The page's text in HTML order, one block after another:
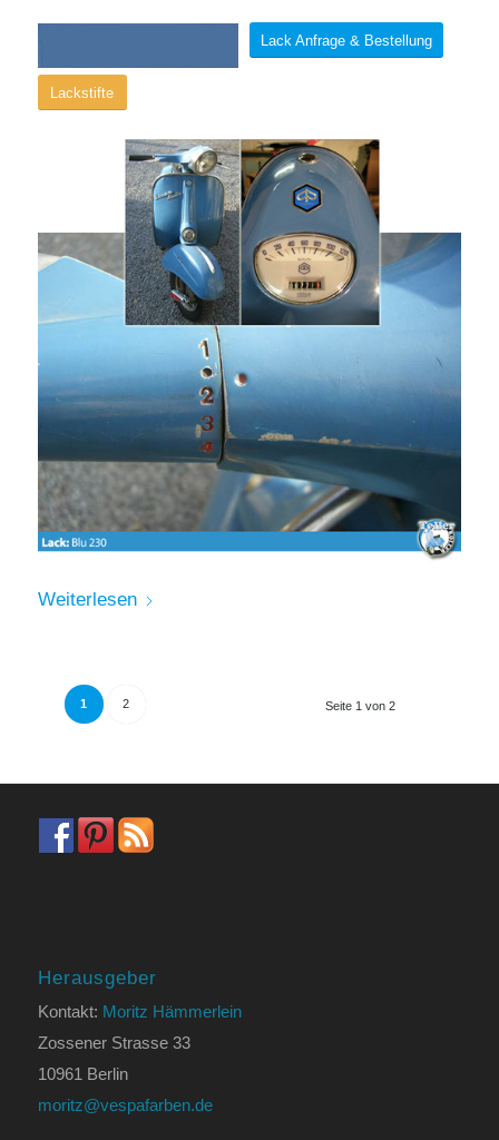
Lack Anfrage & Bestellung
Lackstifte
Weiterlesen
Seite 1 von 2
1 2
Herausgeber
Kontakt: Moritz Hämmerlein
Zossener Strasse 33
10961 Berlin
moritz@vespafarben.de